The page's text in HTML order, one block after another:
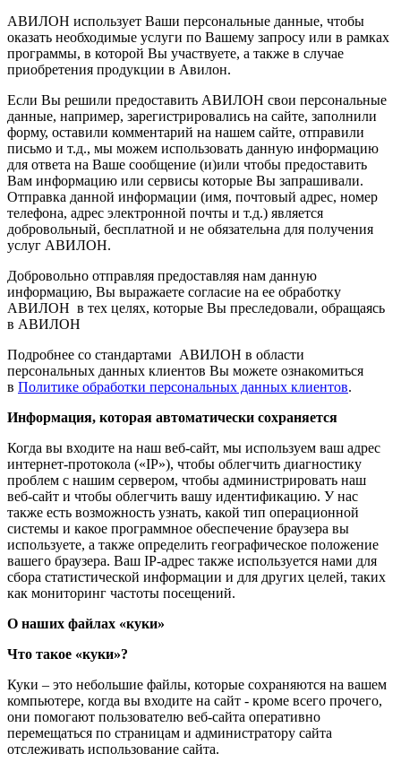
АВИЛОН использует Ваши персональные данные, чтобы
оказать необходимые услуги по Вашему запросу или в рамках
программы, в которой Вы участвуете, а также в случае
приобретения продукции в Авилон.
Если Вы решили предоставить АВИЛОН свои персональные
данные, например, зарегистрировались на сайте, заполнили
форму, оставили комментарий на нашем сайте, отправили
письмо и т.д., мы можем использовать данную информацию
для ответа на Ваше сообщение (и)или чтобы предоставить
Вам информацию или сервисы которые Вы запрашивали.
Отправка данной информации (имя, почтовый адрес, номер
телефона, адрес электронной почты и т.д.) является
добровольный, бесплатной и не обязательна для получения
услуг АВИЛОН.
Добровольно отправляя предоставляя нам данную
информацию, Вы выражаете согласие на ее обработку
АВИЛОН в тех целях, которые Вы преследовали, обращаясь
в АВИЛОН
Подробнее со стандартами АВИЛОН в области
персональных данных клиентов Вы можете ознакомиться
в Политике обработки персональных данных клиентов.
Информация, которая автоматически сохраняется
Когда вы входите на наш веб-сайт, мы используем ваш адрес
интернет-протокола («IP»), чтобы облегчить диагностику
проблем с нашим сервером, чтобы администрировать наш
веб-сайт и чтобы облегчить вашу идентификацию. У нас
также есть возможность узнать, какой тип операционной
системы и какое программное обеспечение браузера вы
используете, а также определить географическое положение
вашего браузера. Ваш IP-адрес также используется нами для
сбора статистической информации и для других целей, таких
как мониторинг частоты посещений.
О наших файлах «куки»
Что такое «куки»?
Куки – это небольшие файлы, которые сохраняются на вашем
компьютере, когда вы входите на сайт - кроме всего прочего,
они помогают пользователю веб-сайта оперативно
перемещаться по страницам и администратору сайта
отслеживать использование сайта.